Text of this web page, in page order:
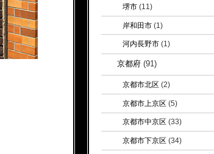
堺市(11)
岸和田市(1)
河内長野市(1)
京都府(91)
京都市北区 (2)
京都市上京区(5)
京都市中京区 (33)
京都市下京区(34)